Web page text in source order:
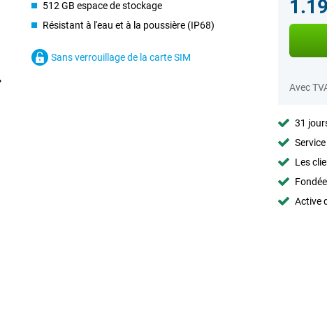
512 GB espace de stockage
Résistant à l'eau et à la poussière (IP68)
Sans verrouillage de la carte SIM
Avec
31
Les
Active